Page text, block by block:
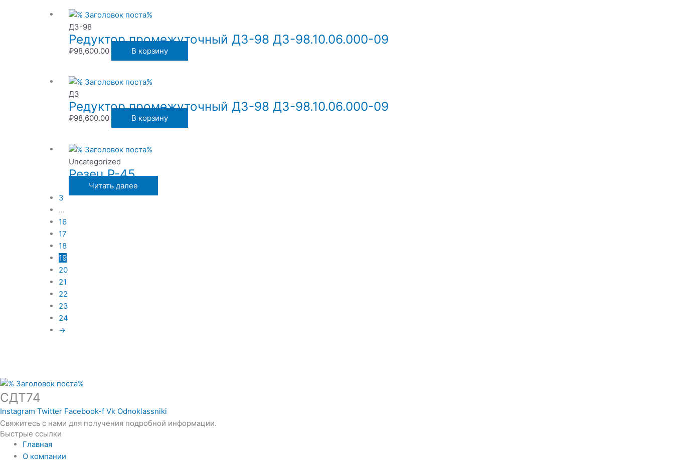
ДЗ-98
Редуктор промежуточный ДЗ-98 ДЗ-98.10.06.000-09
₽98,600.00 В корзину
ДЗ
Редуктор промежуточный ДЗ-98 ДЗ-98.10.06.000-09
₽98,600.00 В корзину
Uncategorized
Резец Р-45
Читать далее
3
…
16
17
18
19
20
21
22
23
24
→
СДТ74
Instagram Twitter Facebook-f Vk Odnoklassniki
Свяжитесь с нами для получения подробной информации.
Быстрые ссылки
Главная
О компании